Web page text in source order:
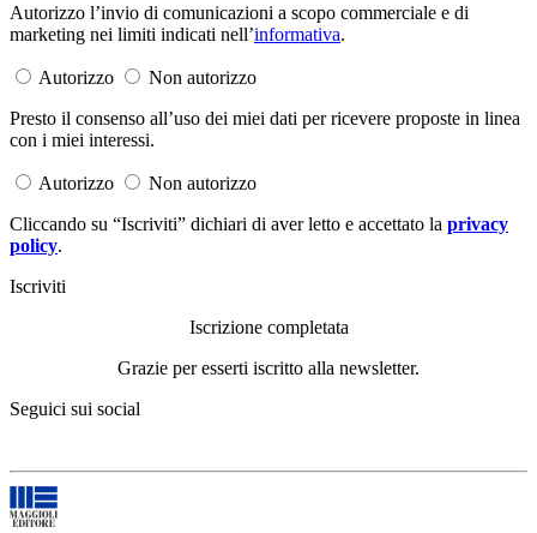
Autorizzo l’invio di comunicazioni a scopo commerciale e di
marketing nei limiti indicati nell’informativa.
Autorizzo
Non autorizzo
Presto il consenso all’uso dei miei dati per ricevere proposte in linea
con i miei interessi.
Autorizzo
Non autorizzo
Cliccando su “Iscriviti” dichiari di aver letto e accettato la privacy
policy.
Iscriviti
Iscrizione completata
Grazie per esserti iscritto alla newsletter.
Seguici sui social